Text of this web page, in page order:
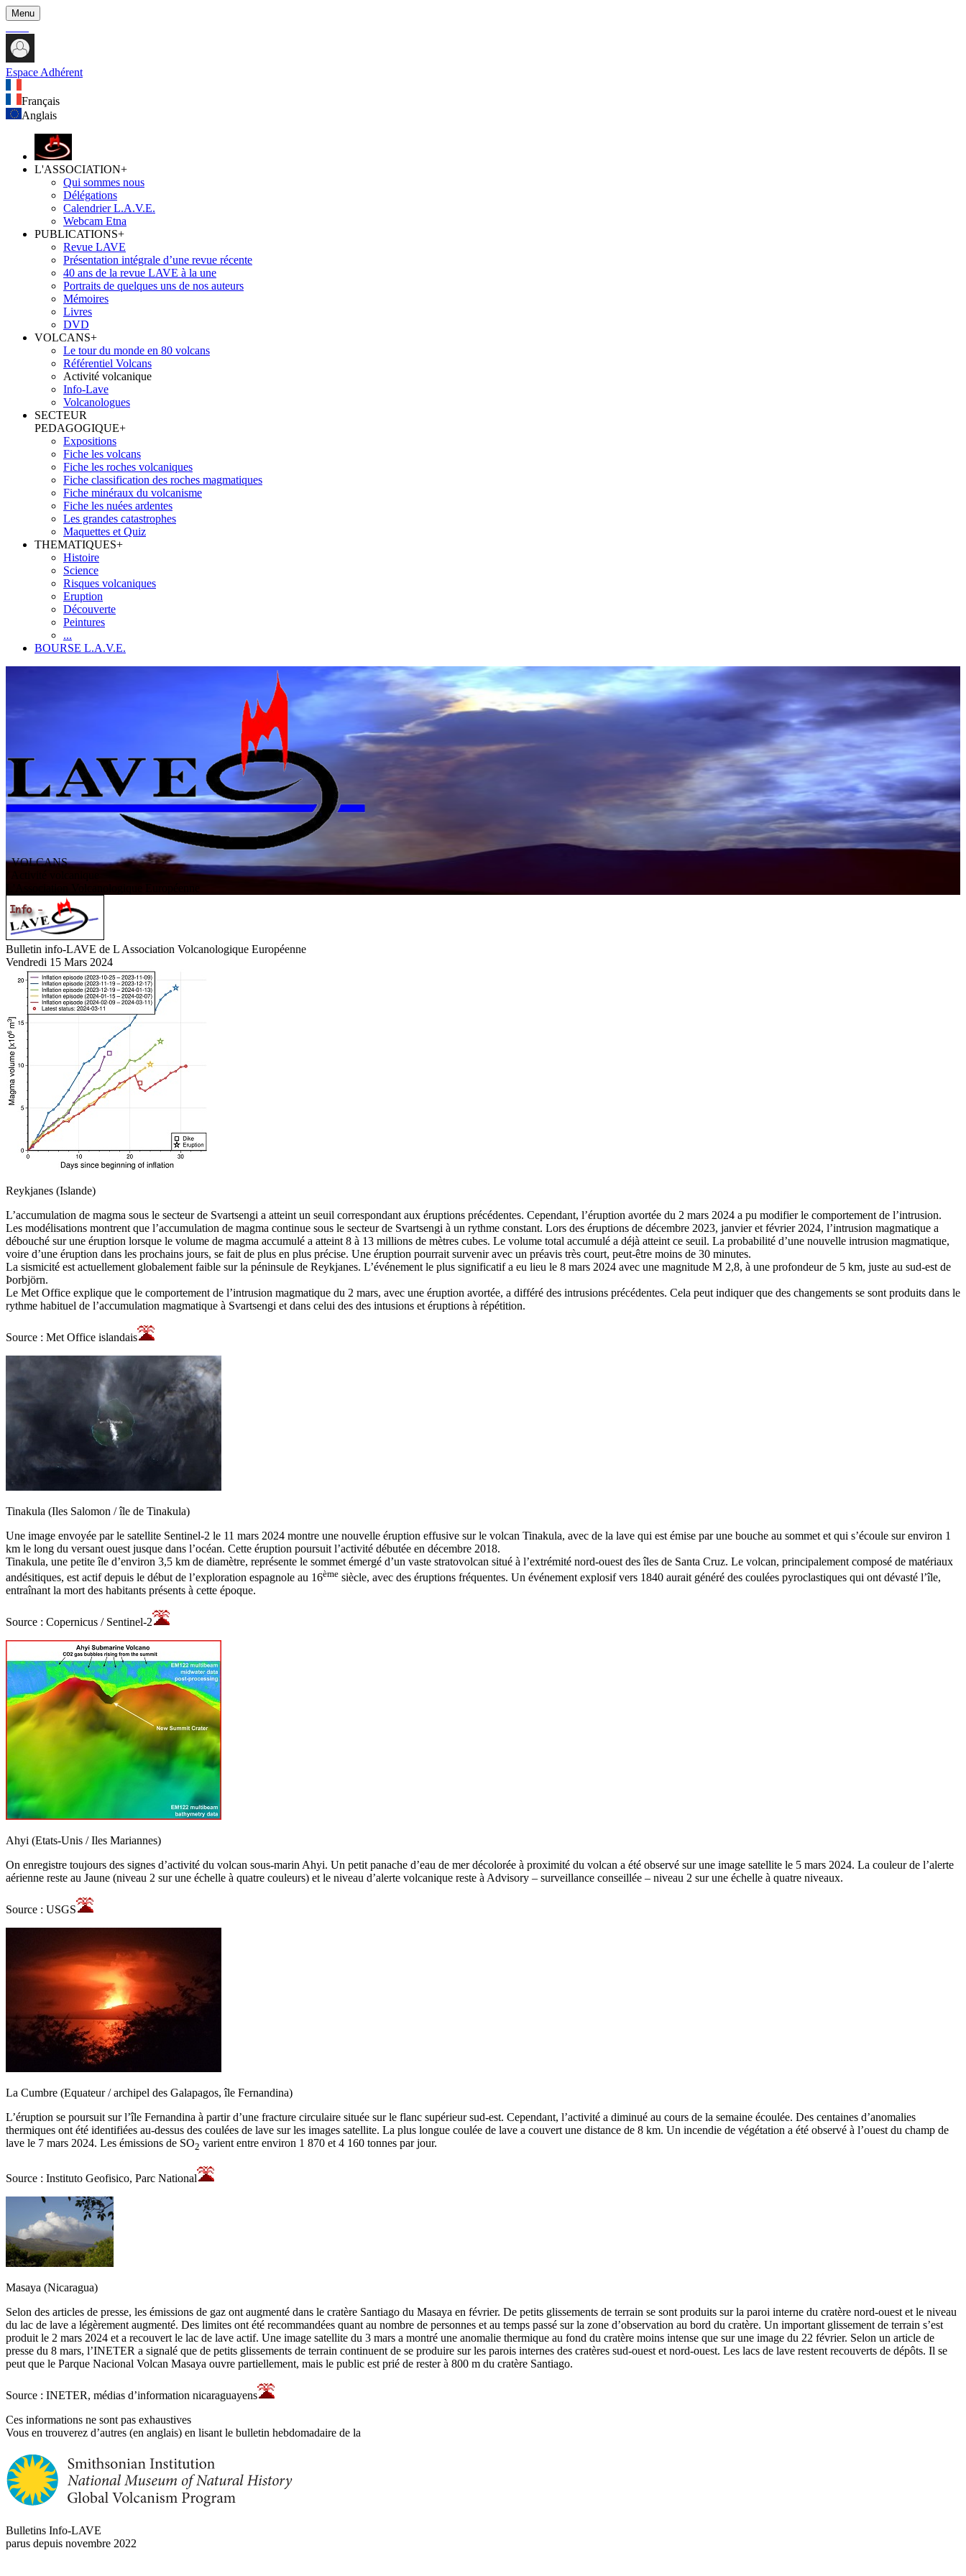
Menu
Espace Adhérent
Français
Anglais
L'ASSOCIATION+
Qui sommes nous
Délégations
Calendrier L.A.V.E.
Webcam Etna
PUBLICATIONS+
Revue LAVE
Présentation intégrale d’une revue récente
40 ans de la revue LAVE à la une
Portraits de quelques uns de nos auteurs
Mémoires
Livres
DVD
VOLCANS+
Le tour du monde en 80 volcans
Référentiel Volcans
Activité volcanique
Info-Lave
Volcanologues
SECTEUR
PEDAGOGIQUE+
Expositions
Fiche les volcans
Fiche les roches volcaniques
Fiche classification des roches magmatiques
Fiche minéraux du volcanisme
Fiche les nuées ardentes
Les grandes catastrophes
Maquettes et Quiz
THEMATIQUES+
Histoire
Science
Risques volcaniques
Eruption
Découverte
Peintures
...
BOURSE L.A.V.E.
VOLCANS
olcanologique
Bulletin info-LAVE de L Association Volcanologique Européenne
Vendredi 15 Mars 2024
Reykjanes (Islande)
L’accumulation de magma sous le secteur de Svartsengi a atteint un seuil correspondant aux éruptions précédentes. Cependant, l’éruption avortée du 2 mars 2024 a pu modifier le comportement de l’intrusion.
Les modélisations montrent que l’accumulation de magma continue sous le secteur de Svartsengi à un rythme constant. Lors des éruptions de décembre 2023, janvier et février 2024, l’intrusion magmatique a
débouché sur une éruption lorsque le volume de magma accumulé a atteint 8 à 13 millions de mètres cubes. Le volume total accumulé a déjà atteint ce seuil. La probabilité d’une nouvelle intrusion magmatique,
voire d’une éruption dans les prochains jours, se fait de plus en plus précise. Une éruption pourrait survenir avec un préavis très court, peut-être moins de 30 minutes.
La sismicité est actuellement globalement faible sur la péninsule de Reykjanes. L’événement le plus significatif a eu lieu le 8 mars 2024 avec une magnitude M 2,8, à une profondeur de 5 km, juste au sud-est de
Þorbjörn.
Le Met Office explique que le comportement de l’intrusion magmatique du 2 mars, avec une éruption avortée, a différé des intrusions précédentes. Cela peut indiquer que des changements se sont produits dans le
rythme habituel de l’accumulation magmatique à Svartsengi et dans celui des des intusions et éruptions à répétition.
Source : Met Office islandais
Tinakula (Iles Salomon / île de Tinakula)
Une image envoyée par le satellite Sentinel-2 le 11 mars 2024 montre une nouvelle éruption effusive sur le volcan Tinakula, avec de la lave qui est émise par une bouche au sommet et qui s’écoule sur environ 1
km le long du versant ouest jusque dans l’océan. Cette éruption poursuit l’activité débutée en décembre 2018.
Tinakula, une petite île d’environ 3,5 km de diamètre, représente le sommet émergé d’un vaste stratovolcan situé à l’extrémité nord-ouest des îles de Santa Cruz. Le volcan, principalement composé de matériaux
andésitiques, est actif depuis le début de l’exploration espagnole au 16ème siècle, avec des éruptions fréquentes. Un événement explosif vers 1840 aurait généré des coulées pyroclastiques qui ont dévasté l’île,
entraînant la mort des habitants présents à cette époque.
Source : Copernicus / Sentinel-2
Ahyi (Etats-Unis / Iles Mariannes)
On enregistre toujours des signes d’activité du volcan sous-marin Ahyi. Un petit panache d’eau de mer décolorée à proximité du volcan a été observé sur une image satellite le 5 mars 2024. La couleur de l’alerte
aérienne reste au Jaune (niveau 2 sur une échelle à quatre couleurs) et le niveau d’alerte volcanique reste à Advisory – surveillance conseillée – niveau 2 sur une échelle à quatre niveaux.
Source : USGS
La Cumbre (Equateur / archipel des Galapagos, île Fernandina)
L’éruption se poursuit sur l’île Fernandina à partir d’une fracture circulaire située sur le flanc supérieur sud-est. Cependant, l’activité a diminué au cours de la semaine écoulée. Des centaines d’anomalies
thermiques ont été identifiées au-dessus des coulées de lave sur les images satellite. La plus longue coulée de lave a couvert une distance de 8 km. Un incendie de végétation a été observé à l’ouest du champ de
lave le 7 mars 2024. Les émissions de SO2 varient entre environ 1 870 et 4 160 tonnes par jour.
Source : Instituto Geofisico, Parc National
Masaya (Nicaragua)
Selon des articles de presse, les émissions de gaz ont augmenté dans le cratère Santiago du Masaya en février. De petits glissements de terrain se sont produits sur la paroi interne du cratère nord-ouest et le niveau
du lac de lave a légèrement augmenté. Des limites ont été recommandées quant au nombre de personnes et au temps passé sur la zone d’observation au bord du cratère. Un important glissement de terrain s’est
produit le 2 mars 2024 et a recouvert le lac de lave actif. Une image satellite du 3 mars a montré une anomalie thermique au fond du cratère moins intense que sur une image du 22 février. Selon un article de
presse du 8 mars, l’INETER a signalé que de petits glissements de terrain continuent de se produire sur les parois internes des cratères sud-ouest et nord-ouest. Les lacs de lave restent recouverts de dépôts. Il se
peut que le Parque Nacional Volcan Masaya ouvre partiellement, mais le public est prié de rester à 800 m du cratère Santiago.
Source : INETER, médias d’information nicaraguayens
Ces informations ne sont pas exhaustives
Vous en trouverez d’autres (en anglais) en lisant le bulletin hebdomadaire de la
Bulletins Info-LAVE
parus depuis novembre 2022